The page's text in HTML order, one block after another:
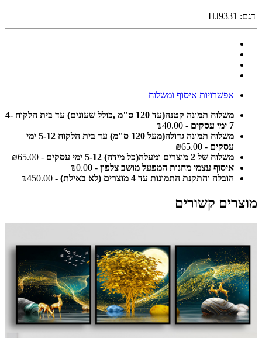
דגם: HJ9331
אפשרויות איסוף ומשלוח
משלוח תמונה קטנה(עד 120 ס"מ ,כולל שעונים) עד בית הלקוח 4-
7 ימי עסקים
- ₪40.00
משלוח תמונה גדולה(מעל 120 ס"מ) עד בית הלקוח 5-12 ימי
עסקים - ₪65.00
משלוח של 2 מוצרים ומעלה(כל מידה) 5-12 ימי עסקים
- ₪65.00
איסוף עצמי מחנות המפעל מושב צלפון - ₪0.00
הובלה והתקנת התמונות עד 4 מוצרים (לא באילת)
- ₪450.00
מוצרים קשורים